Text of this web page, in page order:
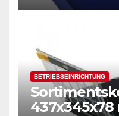
BETRIEBSEINRICHTUNG
437x345x78